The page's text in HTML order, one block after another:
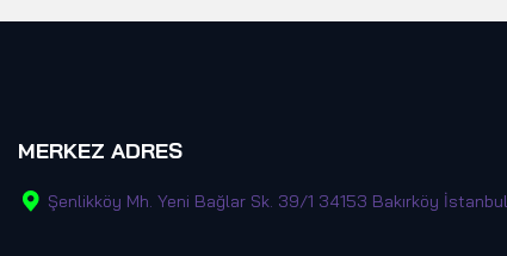
MERKEZ ADRES
Şenlikköy Mh. Yeni Bağlar Sk. 39/1 34153 Bakırköy İstanbul